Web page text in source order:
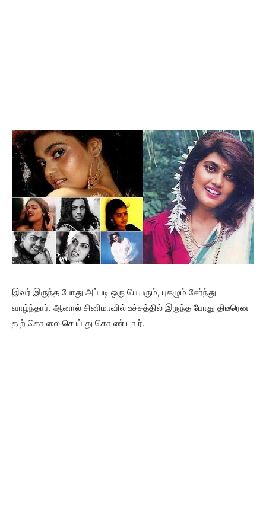
இவர் இருந்த போது அப்படி ஒரு பெயரும், புகழும் சேர்ந்து
வாழ்ந்தார். ஆனால் சினிமாவில் உச்சத்தில் இருந்த போது திடீரென
த ற் கொ லை செ ய் து கொ ண் டா ர்.